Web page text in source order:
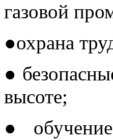
газовой
●охрана
высоте;